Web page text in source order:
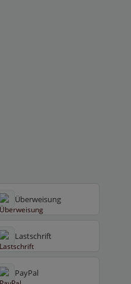
Überweisung
Lastschrift
PayPal